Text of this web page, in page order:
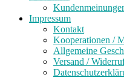
Impressum
Kontakt
Kooperationen /
Allgemeine
Versand /